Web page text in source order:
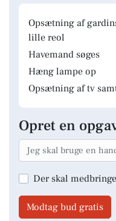
Opsætning af
lille reol
Havemand søges
Hæng lampe op
Opsætning af tv
Opret en
Der skal
Modtag bud gratis